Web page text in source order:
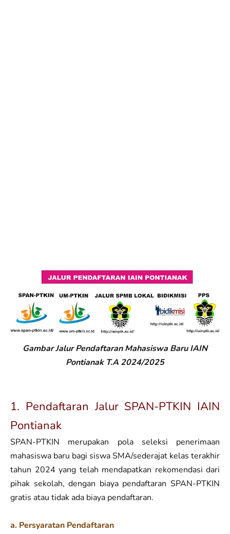
Gambar Jalur Pendaftaran Mahasiswa Baru IAIN
Pontianak T.A 2024/2025
1. Pendaftaran Jalur SPAN-PTKIN IAIN
Pontianak
SPAN-PTKIN merupakan pola seleksi penerimaan
mahasiswa baru bagi siswa SMA/sederajat kelas terakhir
tahun 2024 yang telah mendapatkan rekomendasi dari
pihak sekolah, dengan biaya pendaftaran SPAN-PTKIN
gratis atau tidak ada biaya pendaftaran.
a. Persyaratan Pendaftaran